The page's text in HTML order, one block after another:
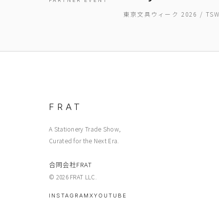
東京文具ウィーク 2026 /
FRAT
A Stationery Trade Show,
Curated for the Next Era.
合同会社FRAT
© 2026 FRAT LLC.
INSTAGRAM XYOUTUBE